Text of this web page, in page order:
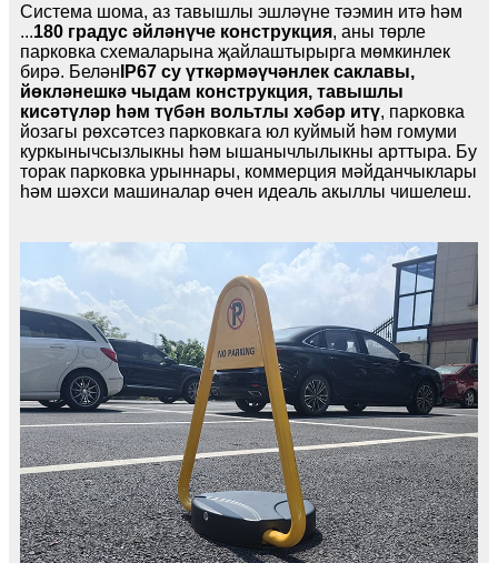
Система шома, аз тавышлы эшләүне тәэмин итә һәм
...180 градус әйләнүче конструкция, аны төрле
парковка схемаларына җайлаштырырга мөмкинлек
бирә. Белән IP67 су үткәрмәүчәнлек саклавы,
йөкләнешкә чыдам конструкция, тавышлы
кисәтүләр һәм түбән вольтлы хәбәр итү, парковка
йозагы рөхсәтсез парковкага юл куймый һәм гомуми
куркынычсызлыкны һәм ышанычлылыкны арттыра. Бу
торак парковка урыннары, коммерция мәйданчыклары
һәм шәхси машиналар өчен идеаль акыллы чишелеш.